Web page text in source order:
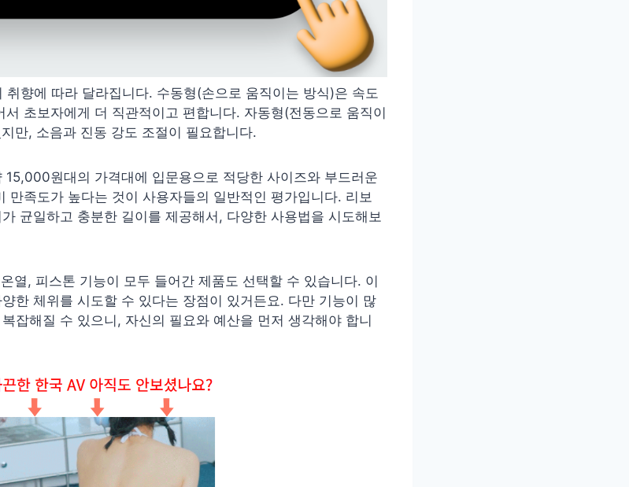
취향에 따라 달라집니다. 수동형(손으로 움직이는 방식)은 속도
초보자에게 더 직관적이고 편합니다. 자동형(전동으로 움직이
만, 소음과 진동 강도 조절이 필요합니다.
15,000원대의 가격대에 입문용으로 적당한 사이즈와 부드러운
만족도가 높다는 것이 사용자들의 일반적인 평가입니다. 리보
균일하고 충분한 길이를 제공해서, 다양한 사용법을 시도해보
열, 피스톤 기능이 모두 들어간 제품도 선택할 수 있습니다. 이
한 체위를 시도할 수 있다는 장점이 있거든요. 다만 기능이 많
잡해질 수 있으니, 자신의 필요와 예산을 먼저 생각해야 합니